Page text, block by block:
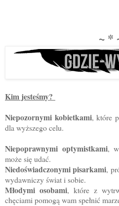
~ *
Kim jesteśmy?
Niepozornymi kobietkami, które
dla wyższego celu.
Niepoprawnymi optymistkami,
może się udać.
Niedoświadczonymi pisarkami,
wydawniczy świat i sobie.
Młodymi osobami, które z
chęciami pomogą wam spełnić